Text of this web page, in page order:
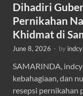
Dihadiri
Pernikahan
Khidmat di
June 8, 2026 - by
SAMARINDA,
kebahagiaan, dan
resepsi pernikahan